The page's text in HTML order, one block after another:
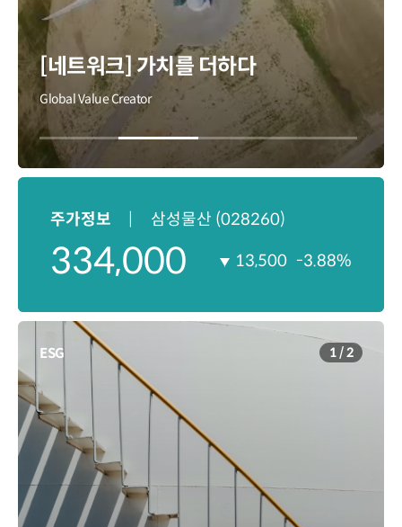
지배구조
개요
정관
이사회
외부감사인
보고서
법위반 제보
IR일정
실적발표
공시정보
요약재무제표
신용등급
감사/검토보고서
주식정보
주가정보
배당조회
주주총회
[네트워크] 가치를 더하다
Global Value Creator
1/2
ESG